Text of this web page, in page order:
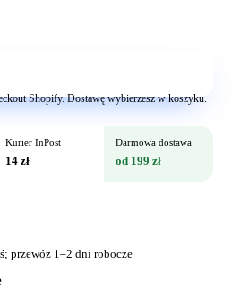
Shopify. Dostawę wybierzesz w koszyku.
Kurier InPost
14 zł
Darmowa dostawa
od 199 zł
przewóz 1–2 dni robocze